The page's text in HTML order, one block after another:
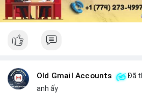
Old Gmail Accounts
Đã
anh ấy